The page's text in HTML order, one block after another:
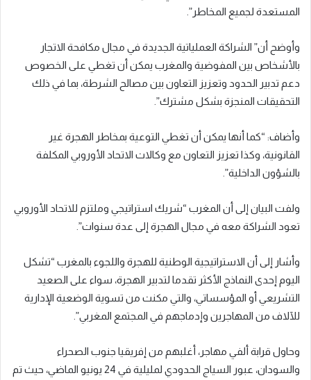
المستعدة لجميع المخاطر”.
وأوضح أن” الشراكة العملياتية الجديدة في مجال مكافحة الاتجار
بالأشخاص بين المفوضية والمغرب يمكن أن تغطي على الخصوص
دعم تدبير الحدود وتعزيز التعاون بين مصالح الشرطة، بما في ذلك
التحقيقات المنجزة بشكل مشترك”.
وأضاف: “كما أنها يمكن أن تغطي التوعية بمخاطر الهجرة غير
القانونية، وكذا تعزيز التعاون مع وكالات الاتحاد الأوروبي المكلفة
بالشؤون الداخلية”.
ولفت البيان إلى أن المغرب “شريك استراتيجي وملتزم للاتحاد الأوروبي
تعود الشراكة معه في مجال الهجرة إلى عدة سنوات”.
وأشار إلى أن الاستراتيجية الوطنية للهجرة واللجوء بالمغرب “تشكل
اليوم إحدى النماذج الأكثر تقدما لتدبير الهجرة، سواء على الصعيد
التشريعي أو المؤسساتي، والتي مكنت من تسوية الوضعية الإدارية
للآلاف من المهاجرين وإدماجهم في المجتمع المغربي”.
وحاول قرابة ألفي مهاجر، أغلبهم من إفريقيا جنوب الصحراء
والسودان، عبور السياج الحدودي لمليلية في 24 يونيو الماضي، حيث تم